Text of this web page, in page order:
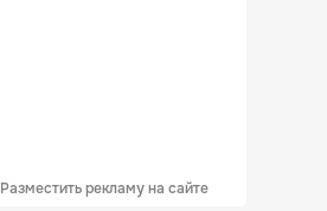
Разместить рекламу на сайте